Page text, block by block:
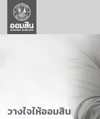
ลูกค้าธุรกิจ
ลูกค้าผู้ประกอบรายย่อย
การพัฒนาที่ยั่งยืน
ข่าวสาร
วางใจให้ออมสิน